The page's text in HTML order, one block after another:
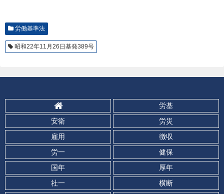
労働基準法
昭和22年11月26日基発389号
労基
安衛
労災
雇用
徴収
労一
健保
国年
厚年
社一
横断